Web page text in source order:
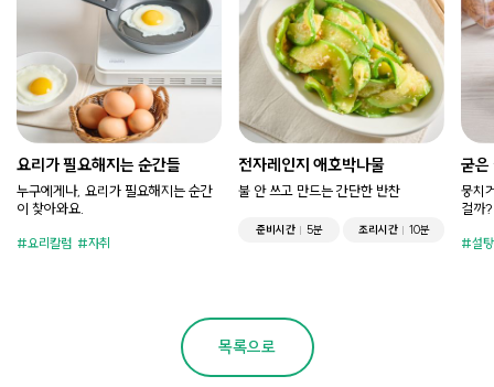
요리가 필요해지는 순간들
누구에게나, 요리가 필요해지는 순간
이 찾아와요.
요리칼럼 자취
전자레인지 애호박나물
불 안 쓰고 만드는 간단한 반찬
준비시간 5분 조리시간 10분
굳은
뭉치
걸까?
설탕
목록으로